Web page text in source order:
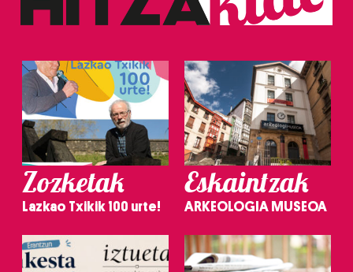
Zozketak
Lazkao Txikik 100 urte!
Eskaintzak
ARKEOLOGIA MUSEOA